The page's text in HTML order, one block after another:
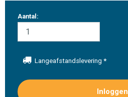
Aantal:
Langeafstandslevering*
Inloggen